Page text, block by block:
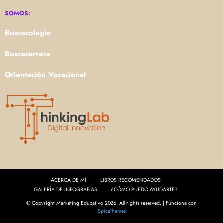
SOMOS:
Buscacolegio
Buscacarrera
Orientación Vocacional
ACERCA DE MÍ
LIBROS RECOMENDADOS
GALERÍA DE INFOGRAFÍAS
¿CÓMO PUEDO AYUDARTE?
© Copyright Marketing Educativo 2026. All rights reserved. | Funciona con
SpiceThemes